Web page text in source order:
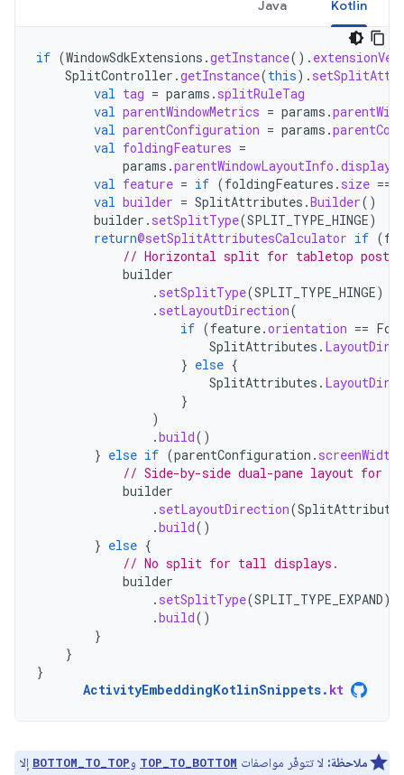
Kotlin
Java
if (WindowSdkExtensions .getInstance().
SplitController .getInstance(this).
val tag = params . splitRuleTag
val parentWindowMetrics = params .
val parentConfiguration = params .
val foldingFeatures =
params .parentWindowLayoutInfo .
val feature = if (foldingFeatures . size ==
val builder = SplitAttributes .Builder()
builder . setSplitType(SPLIT_TYPE_HINGE)
return@setSplitAttributesCalculator if (
// Horizontal split for tabletop
builder
. setSplitType(SPLIT_TYPE_HINGE)
. setLayoutDirection(
if (feature.orientation ==
SplitAttributes .
} else {
SplitAttributes .
}
)
.build()
} else if (parentConfiguration .
// Side-by-side dual-pane layout for
builder
. setLayoutDirection(
.build()
} else {
// No split for tall displays.
builder
. setSplitType(SPLIT_TYPE_EXPAND)
.build()
}
}
}
ActivityEmbeddingKotlinSnippets. kt
ملاحظة: لا تتوفّر مواصفات TOP_TO_BOTTOM وBOTTOM_TO_TOP إلا